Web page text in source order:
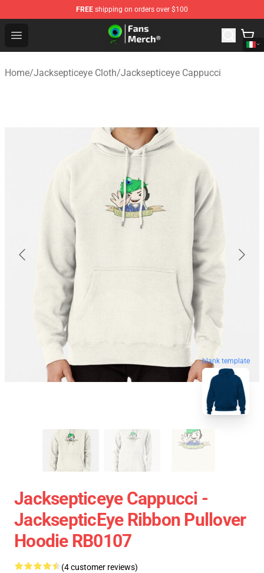
FREE shipping on orders over $100
Open menu
Jacksepticeye Store - Official Jacksepticeye
Home/Jacksepticeye Cloth/Jacksepticeye Cappucci
blank template
Jacksepticeye Cappucci -
JacksepticEye Ribbon Pullover
Hoodie RB0107
(4 customer reviews)